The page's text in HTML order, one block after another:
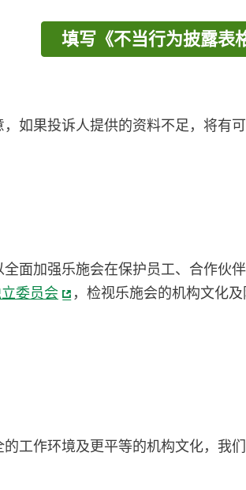
填写《不当行为披露表
如果投诉人提供的资料不足，将有
全面加强乐施会在保护员工、合作伙
委员会 ，检视乐施会的机构文化
工作环境及更平等的机构文化，我